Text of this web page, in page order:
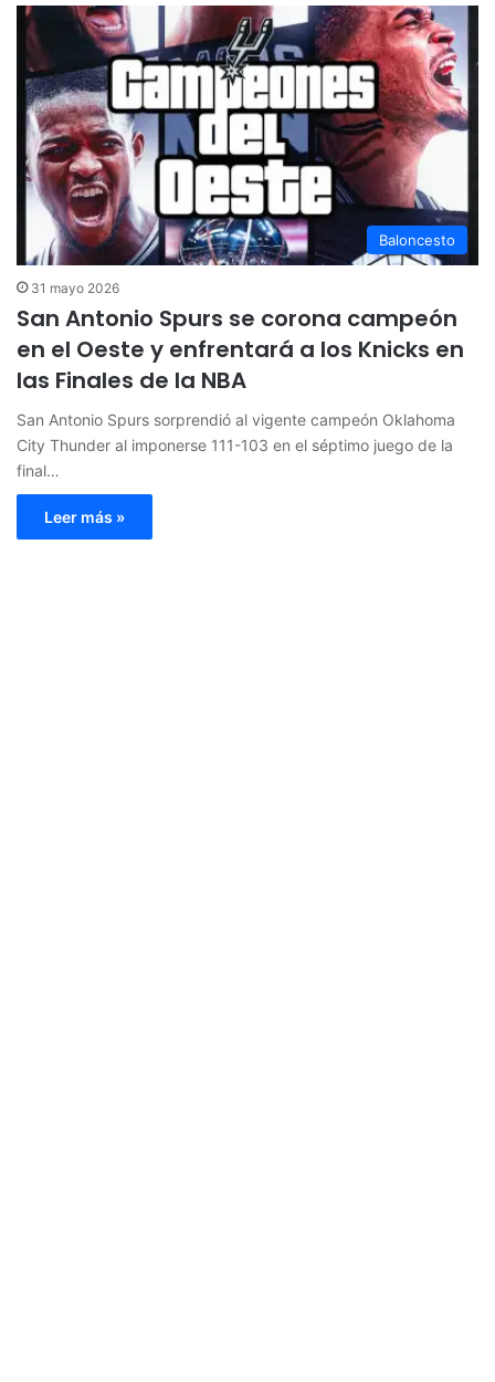
Baloncesto
31 mayo 2026
San Antonio Spurs se corona campeón
en el Oeste y enfrentará a los Knicks en
las Finales de la NBA
San Antonio Spurs sorprendió al vigente campeón Oklahoma
City Thunder al imponerse 111-103 en el séptimo juego de la
final…
Leer más »